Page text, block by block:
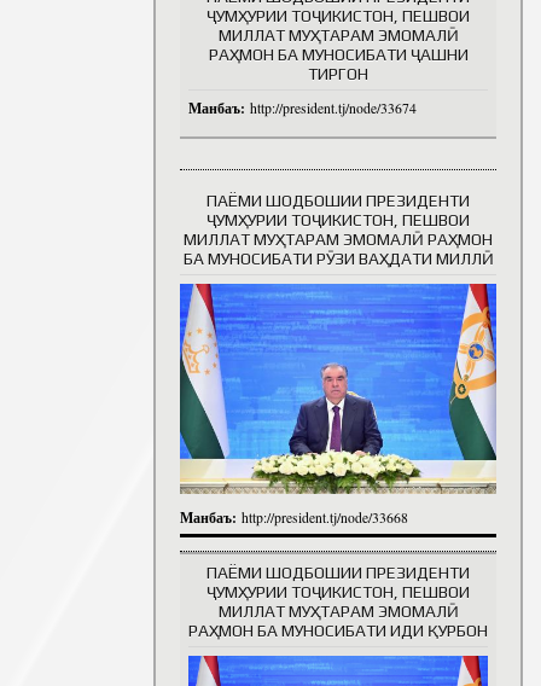
ҶУМҲУРИИ ТОҶИКИСТОН, ПЕШВОИ
МИЛЛАТ МУҲТАРАМ ЭМОМАЛӢ
РАҲМОН БА МУНОСИБАТИ ҶАШНИ
ТИРГОН
Манбаъ: http://president.tj/node/33674
ПАЁМИ ШОДБОШИИ ПРЕЗИДЕНТИ
ҶУМҲУРИИ ТОҶИКИСТОН, ПЕШВОИ
МИЛЛАТ МУҲТАРАМ ЭМОМАЛӢ РАҲМОН
БА МУНОСИБАТИ РӮЗИ ВАҲДАТИ МИЛЛӢ
Манбаъ: http://president.tj/node/33668
ПАЁМИ ШОДБОШИИ ПРЕЗИДЕНТИ
ҶУМҲУРИИ ТОҶИКИСТОН, ПЕШВОИ
МИЛЛАТ МУҲТАРАМ ЭМОМАЛӢ
РАҲМОН БА МУНОСИБАТИ ИДИ ҚУРБОН